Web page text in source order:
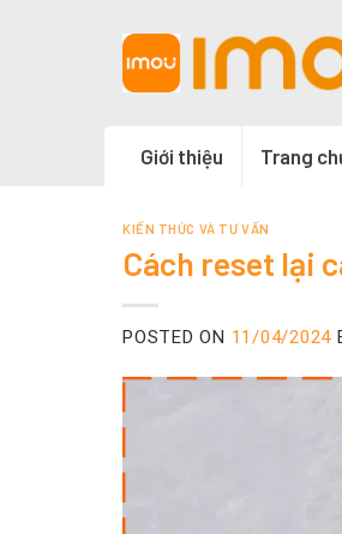
Giới thiệu Trang
KIẾN THỨC VÀ TƯ VẤN
Cách reset lại
POSTED ON 11/04/2024